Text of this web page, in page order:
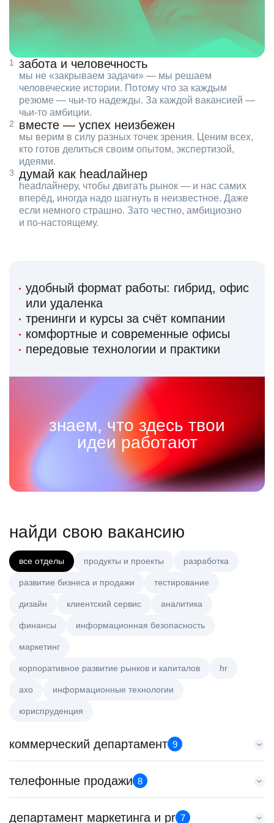
забота и человечность
мы не «закрываем задачи» — мы решаем
человеческие истории. Потому что за каждым
резюме — чьи‑то надежды. За каждой вакансией —
чьи‑то амбиции.
вместе — успех неизбежен
мы верим в силу разных точек зрения. Ценим всех,
кто готов делиться своим опытом, экспертизой,
идеями.
думай как headлайнер
headлайнеру, чтобы двигать рынок — и нас самих
вперёд, иногда надо шагнуть в неизвестное. Даже
если немного страшно. Зато честно, амбициозно
и по‑настоящему.
удобный формат работы: гибрид, офис
или удаленка
тренинги и курсы за счёт компании
комфортные и современные офисы
передовые технологии и практики
знаем, что здесь твои
идеи работают
найди свою вакансию
все отделы продукты и проекты разработка
развитие бизнеса и продажи тестирование
дизайн клиентский сервис аналитика
финансы информационная безопасность
маркетинг
корпоративное развитие рынков и капиталов hr
axo информационные технологии
юриспруденция
коммерческий департамент 9
Тренер по развитию компетенций продаж
HeadHunter::Коммерческий департамент
з/п не указана
телефонные продажи 8
Менеджер по продажам в сегменте малого и среднего
департамент маркетинга и pr 7